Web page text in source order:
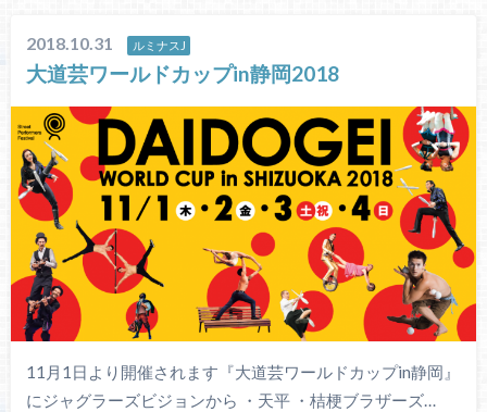
2018.10.31 ルミナスJ
大道芸ワールドカップin静岡2018
11月1日より開催されます『大道芸ワールドカップin静岡』
にジャグラーズビジョンから ・天平 ・桔梗ブラザーズ…